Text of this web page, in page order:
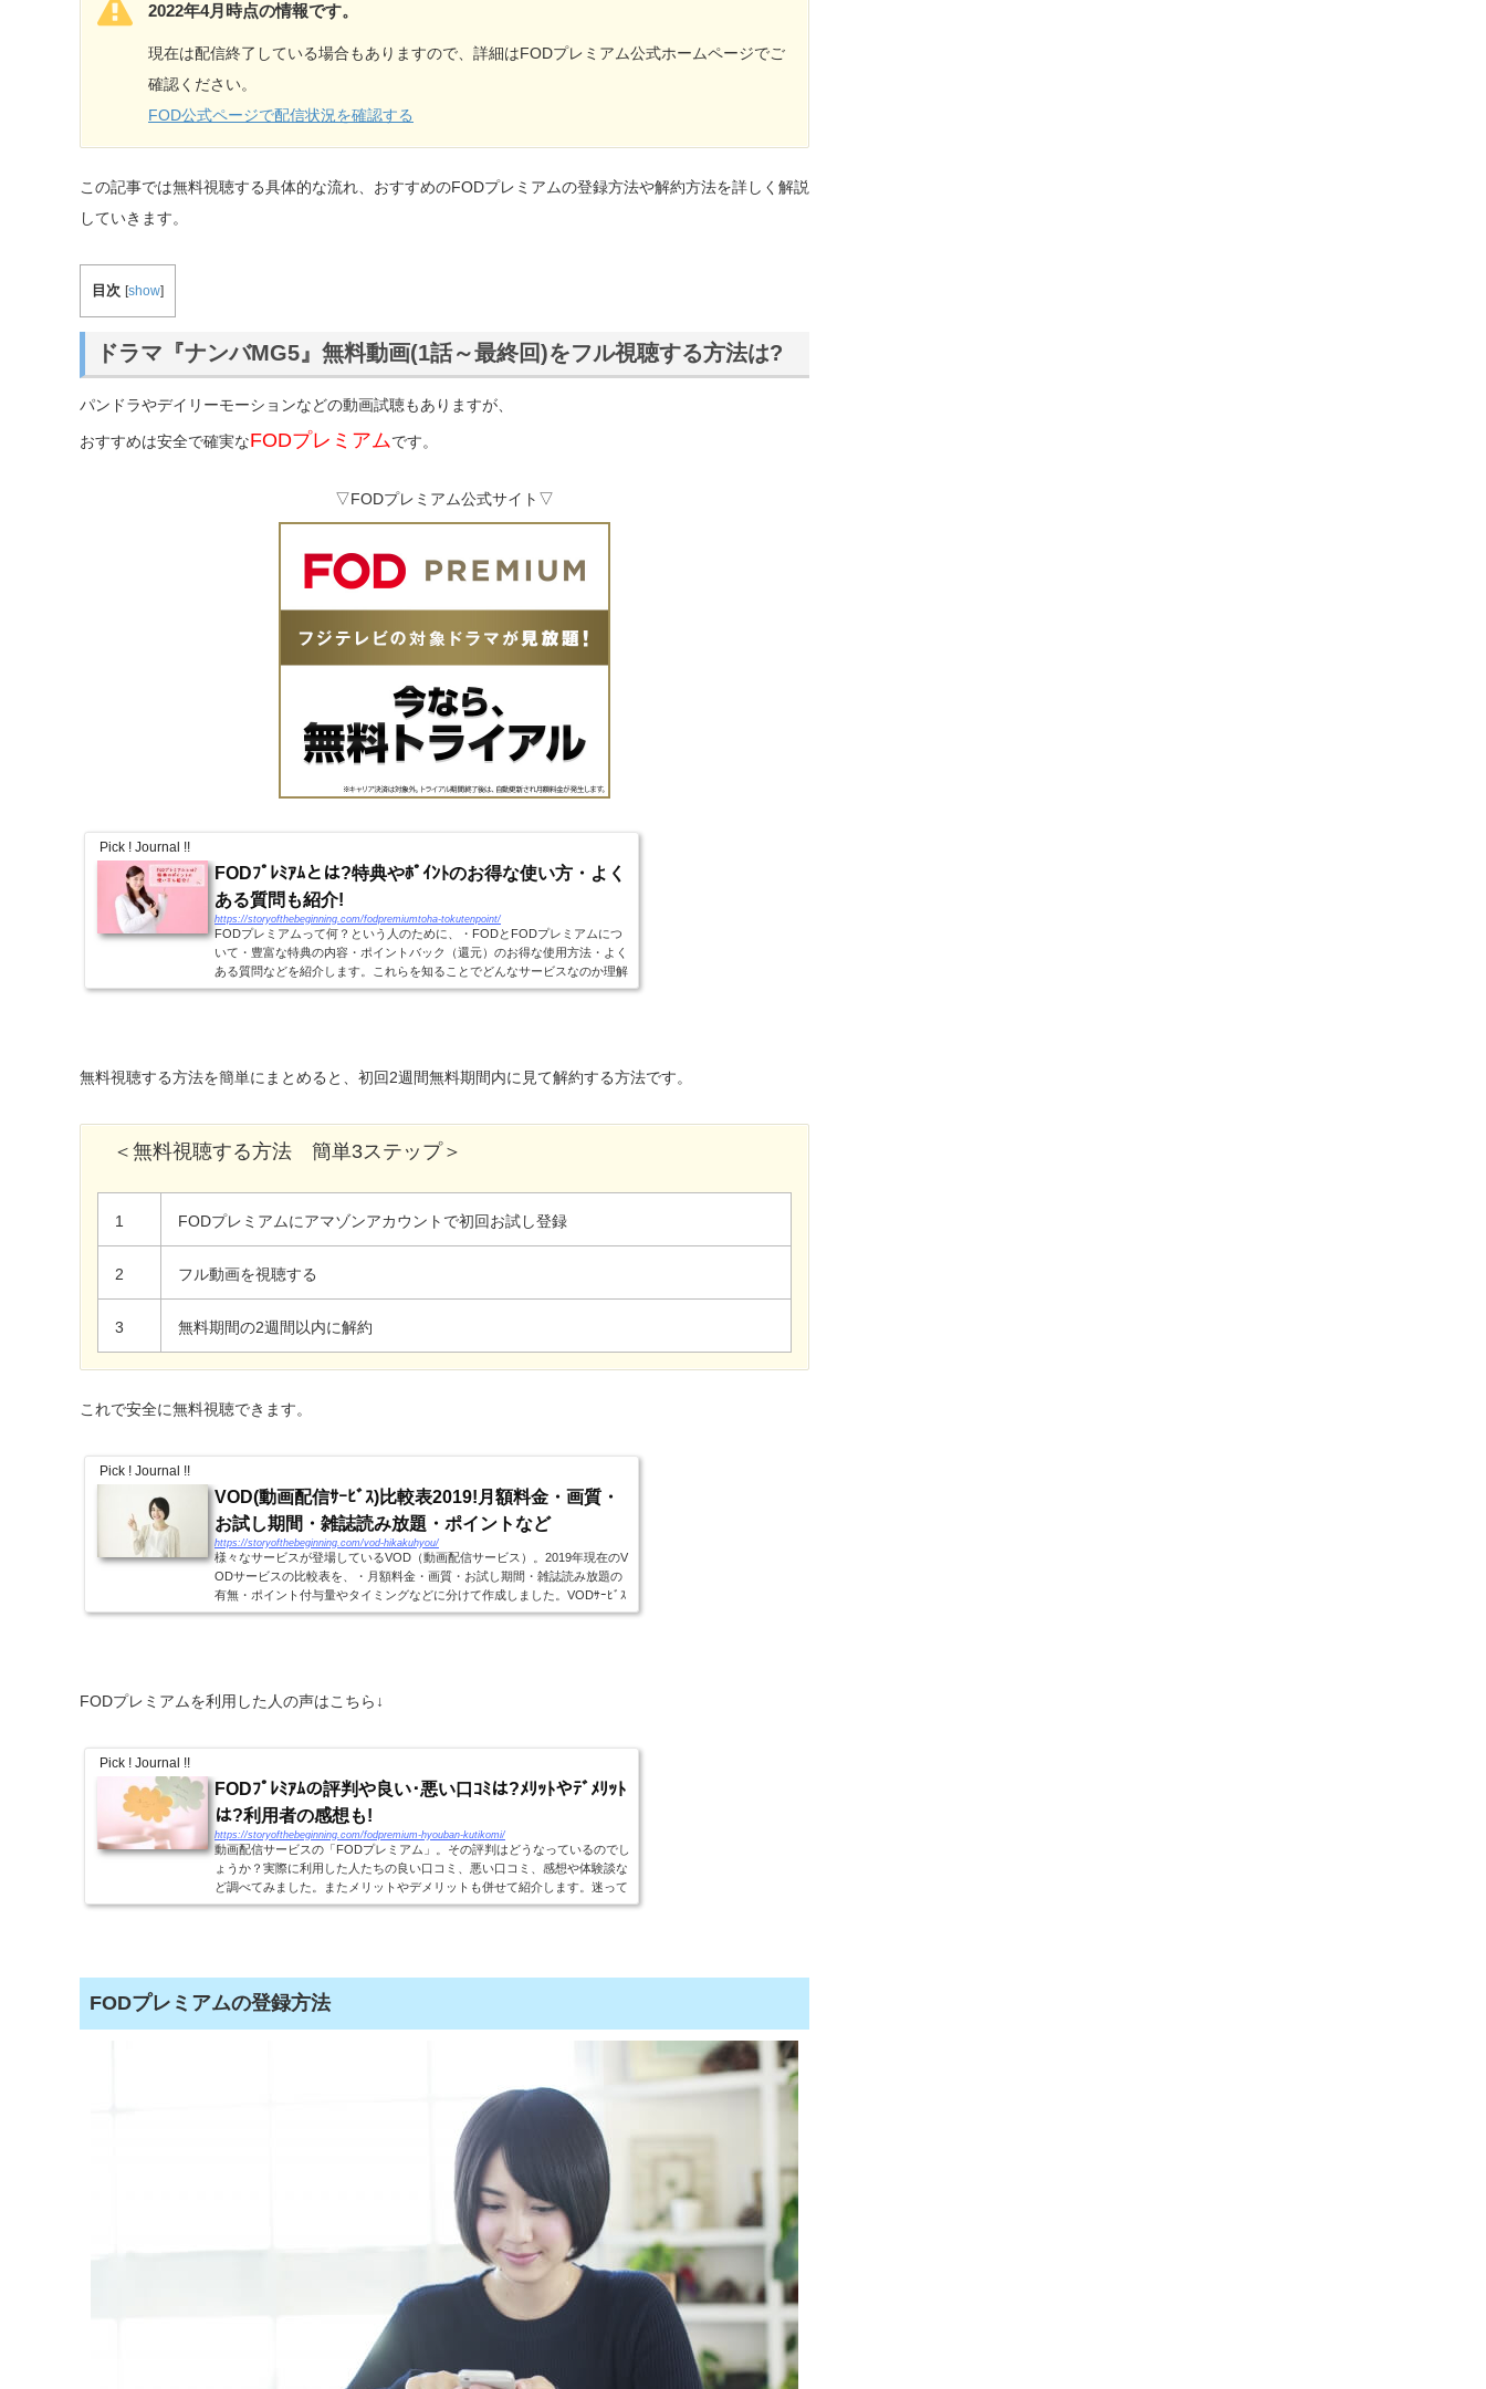
2022年4月時点の情報です。
現在は配信終了している場合もありますので、詳細はFODプレミアム公式ホームページでご
確認ください。
FOD公式ページで配信状況を確認する
この記事では無料視聴する具体的な流れ、おすすめのFODプレミアムの登録方法や解約方法を詳しく解説
していきます。
目次 [show]
ドラマ『ナンバMG5』無料動画(1話～最終回)をフル視聴する方法は?
パンドラやデイリーモーションなどの動画試聴もありますが、
おすすめは安全で確実なFODプレミアムです。
▽FODプレミアム公式サイト▽
Pick ! Journal !!
FODﾌﾟﾚﾐｱﾑとは?特典やﾎﾟｲﾝﾄのお得な使い方・よく
ある質問も紹介!
https://storyofthebeginning.com/fodpremiumtoha-tokutenpoint/
FODプレミアムって何？という人のために、・FODとFODプレミアムにつ
いて・豊富な特典の内容・ポイントバック（還元）のお得な使用方法・よく
ある質問などを紹介します。これらを知ることでどんなサービスなのか理解
を深めていきましょう！FODとFODプレミアムFODプレ...
無料視聴する方法を簡単にまとめると、初回2週間無料期間内に見て解約する方法です。
＜無料視聴する方法 簡単3ステップ＞
1 FODプレミアムにアマゾンアカウントで初回お試し登録
2 フル動画を視聴する
3 無料期間の2週間以内に解約
これで安全に無料視聴できます。
Pick ! Journal !!
VOD(動画配信ｻｰﾋﾞｽ)比較表2019!月額料金・画質・
お試し期間・雑誌読み放題・ポイントなど
https://storyofthebeginning.com/vod-hikakuhyou/
様々なサービスが登場しているVOD（動画配信サービス）。2019年現在のV
ODサービスの比較表を、・月額料金・画質・お試し期間・雑誌読み放題の
有無・ポイント付与量やタイミングなどに分けて作成しました。VODｻｰﾋﾞｽ
別比較表2019!(月額料金・画質・お試し期間・雑誌読...
FODプレミアムを利用した人の声はこちら↓
Pick ! Journal !!
FODﾌﾟﾚﾐｱﾑの評判や良い･悪い口ｺﾐは?ﾒﾘｯﾄやﾃﾞﾒﾘｯﾄ
は?利用者の感想も!
https://storyofthebeginning.com/fodpremium-hyouban-kutikomi/
動画配信サービスの「FODプレミアム」。その評判はどうなっているのでし
ょうか？実際に利用した人たちの良い口コミ、悪い口コミ、感想や体験談な
ど調べてみました。またメリットやデメリットも併せて紹介します。迷って
いる人はぜひ参考にしてみてください！FODプレ...
FODプレミアムの登録方法